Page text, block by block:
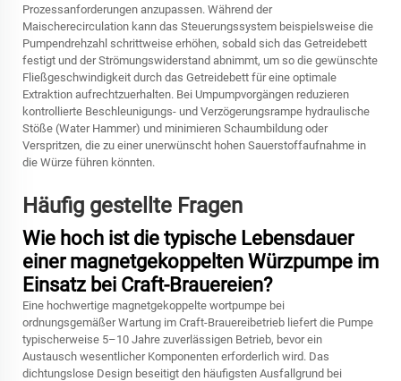
Prozessanforderungen anzupassen. Während der
Maischerecirculation kann das Steuerungssystem beispielsweise die
Pumpendrehzahl schrittweise erhöhen, sobald sich das Getreidebett
festigt und der Strömungswiderstand abnimmt, um so die gewünschte
Fließgeschwindigkeit durch das Getreidebett für eine optimale
Extraktion aufrechtzuerhalten. Bei Umpumpvorgängen reduzieren
kontrollierte Beschleunigungs- und Verzögerungsrampe hydraulische
Stöße (Water Hammer) und minimieren Schaumbildung oder
Verspritzen, die zu einer unerwünscht hohen Sauerstoffaufnahme in
die Würze führen könnten.
Häufig gestellte Fragen
Wie hoch ist die typische Lebensdauer
einer magnetgekoppelten Würzpumpe im
Einsatz bei Craft-Brauereien?
Eine hochwertige magnetgekoppelte wortpumpe bei
ordnungsgemäßer Wartung im Craft-Brauereibetrieb liefert die Pumpe
typischerweise 5–10 Jahre zuverlässigen Betrieb, bevor ein
Austausch wesentlicher Komponenten erforderlich wird. Das
dichtungslose Design beseitigt den häufigsten Ausfallgrund bei